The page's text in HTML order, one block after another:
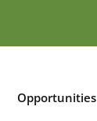
Opportunities